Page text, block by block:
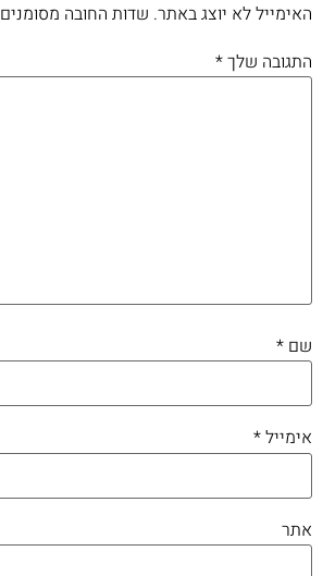
האימייל לא יוצג באתר. שדות החובה מסומנים
התגובה שלך*
שם *
אימייל*
אתר